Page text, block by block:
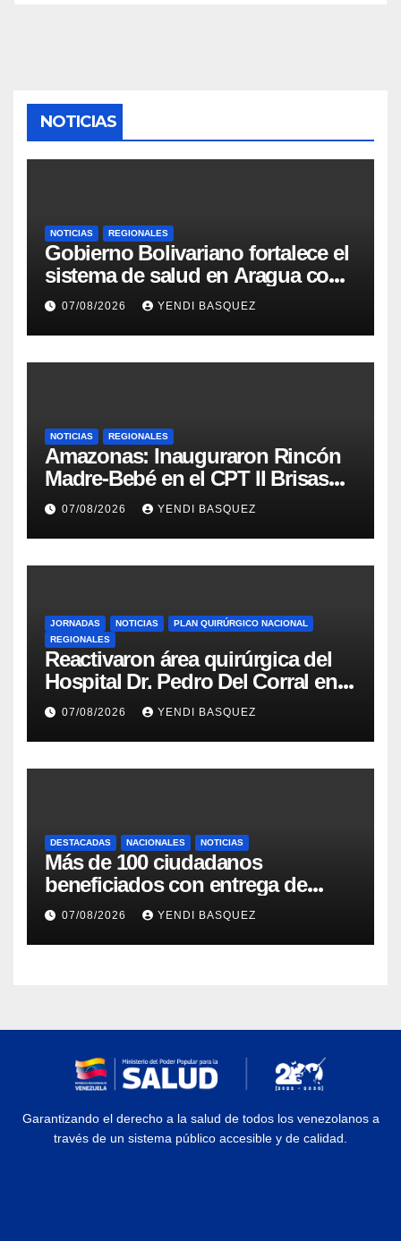
NOTICIAS
NOTICIAS REGIONALES
Gobierno Bolivariano fortalece el
sistema de salud en Aragua con
la reinauguración del CDI La
Mora
07/08/2026 YENDI BASQUEZ
NOTICIAS REGIONALES
​Amazonas: Inauguraron Rincón
Madre-Bebé en el CPT II Brisas
del Aeropuerto ​Inauguraron
Rincón
07/08/2026 YENDI BASQUEZ
JORNADAS NOTICIAS
PLAN QUIRÚRGICO NACIONAL
REGIONALES
Reactivaron área quirúrgica del
Hospital Dr. Pedro Del Corral en
Guárico
07/08/2026 YENDI BASQUEZ
DESTACADAS NACIONALES NOTICIAS
Más de 100 ciudadanos
beneficiados con entrega de
prótesis auditivas en el Centro de
Rehabilitación J.J. Arvelo
07/08/2026 YENDI BASQUEZ
Garantizando el derecho a la salud de todos los venezolanos a
través de un sistema público accesible y de calidad.